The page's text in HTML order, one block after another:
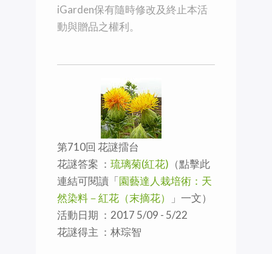
iGarden保有隨時修改及終止本活
動與贈品之權利。
第710回 花謎擂台
花謎答案 ： 琉璃菊(紅花) （點擊此
連結可閱讀「園藝達人栽培術：天
然染料－紅花（末摘花）
」一文）
活動日期 ：2017 5/09 - 5/22
花謎得主 ：林琮智